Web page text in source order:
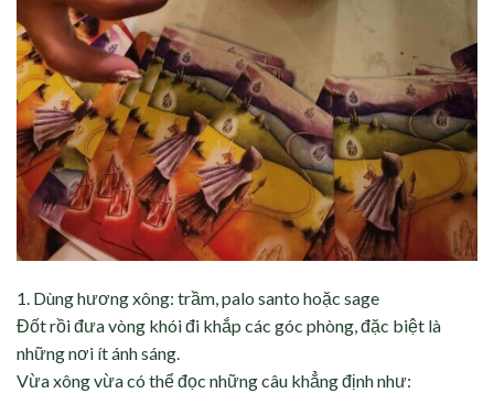
1. Dùng hương xông: trầm, palo santo hoặc sage
Đốt rồi đưa vòng khói đi khắp các góc phòng, đặc biệt là
những nơi ít ánh sáng.
Vừa xông vừa có thể đọc những câu khẳng định như: